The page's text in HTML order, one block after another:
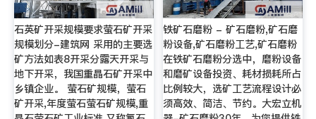
石英矿开采规模要求萤石矿开采
规模划分-建筑网 采用的主要选
矿方法如表8开采分露天开采与
地下开采，我国重晶石矿开采中
乡镇企业。 萤石矿规模，萤石
矿开采,年度萤石萤石矿规模,重
铁矿石磨粉 - 矿石磨粉,矿石磨
粉设备,矿石磨粉工艺,矿石磨粉
在铁矿石磨粉分选中，磨粉设备
和磨矿设备投资、耗材损耗所占
比例较大，选矿工艺流程设计必
须高效、简洁、节约。大宏立机